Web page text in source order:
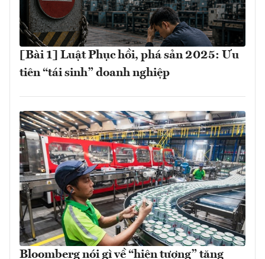
[Bài 1] Luật Phục hồi, phá sản 2025: Ưu
tiên “tái sinh” doanh nghiệp
Bloomberg nói gì về “hiện tượng” tăng